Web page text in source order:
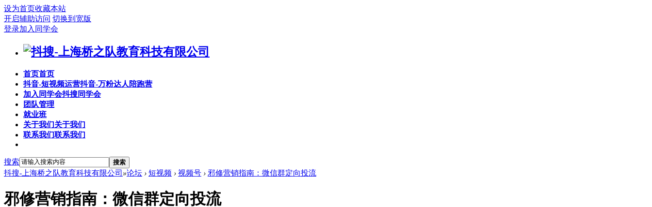
设为首页收藏本站
开启辅助访问 切换到宽版
登录加入同学会
首页首页
抖音-短视频运营抖音-万粉达人陪跑营
加入同学会抖搜同学会
团队管理
就业班
关于我们关于我们
联系我们联系我们
搜索 搜索
抖搜-上海桥之队教育科技有限公司 »论坛 › 短视频 › 视频号 › 邪修营销指南：微信群定向投流
邪修营销指南：微信群定向投流